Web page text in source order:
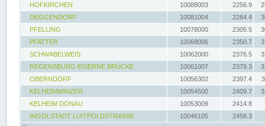
HOFKIRCHEN
10088003 2256.9
DEGGENDORF
10081004 2284.4
PFELLING
10078000 2305.5
PFATTER
10068006 2350.7
SCHWABELWEIS
10062000 2376.5
REGENSBURG EISERNE BRÜCKE
10061007 2379.3
OBERNDORF
10056302 2397.4
KELHEIMWINZER
10054500 2409.7
KELHEIM DONAU
10053009
2414.8
INGOLSTADT LUITPOLDSTRASSE
10046105
2458.3